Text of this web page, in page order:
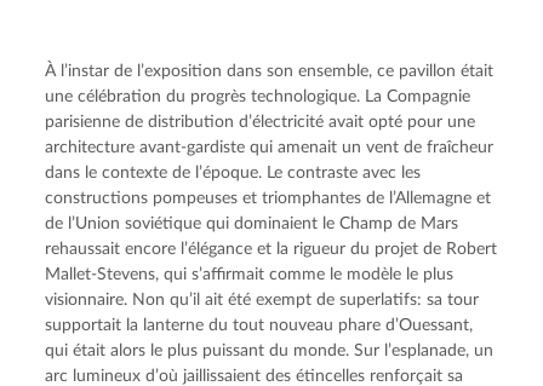
À l’instar de l’exposition dans son ensemble, ce pavillon était
une célébration du progrès technologique. La Compagnie
parisienne de distribution d’électricité avait opté pour une
architecture avant-gardiste qui amenait un vent de fraîcheur
dans le contexte de l’époque. Le contraste avec les
constructions pompeuses et triomphantes de l’Allemagne et
de l’Union soviétique qui dominaient le Champ de Mars
rehaussait encore l’élégance et la rigueur du projet de Robert
Mallet-Stevens, qui s’affirmait comme le modèle le plus
visionnaire. Non qu’il ait été exempt de superlatifs: sa tour
supportait la lanterne du tout nouveau phare d’Ouessant,
qui était alors le plus puissant du monde. Sur l’esplanade, un
arc lumineux d’où jaillissaient des étincelles renforçait sa